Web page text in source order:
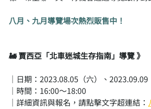
八月、九月導覽場次熱烈販售中！
🚂 賈西亞「北車迷城生存指南」導覽 》
｜日期：2023.08.05（六）、2023.09.09
｜時間：16:00～18:00
｜詳細資訊與報名，請點擊文字超連結：